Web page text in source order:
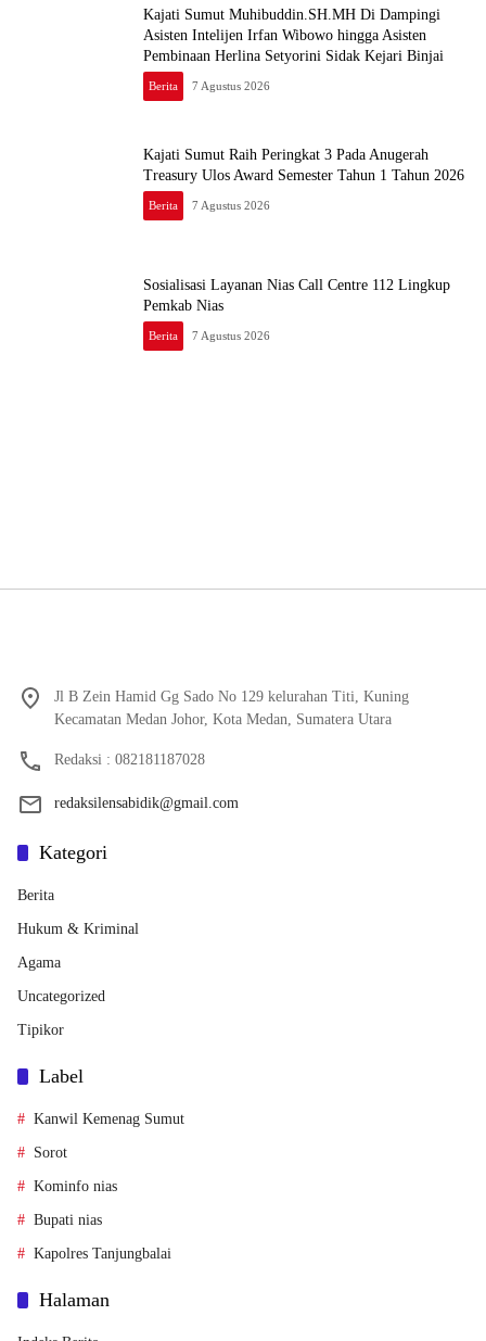
Kajati Sumut Muhibuddin.SH.MH Di Dampingi
Asisten Intelijen Irfan Wibowo hingga Asisten
Pembinaan Herlina Setyorini Sidak Kejari Binjai
Berita 7 Agustus 2026
Kajati Sumut Raih Peringkat 3 Pada Anugerah
Treasury Ulos Award Semester Tahun 1 Tahun 2026
Berita 7 Agustus 2026
Sosialisasi Layanan Nias Call Centre 112 Lingkup
Pemkab Nias
Berita 7 Agustus 2026
Jl B Zein Hamid Gg Sado No 129 kelurahan Titi, Kuning
Kecamatan Medan Johor, Kota Medan, Sumatera Utara
Redaksi : 082181187028
redaksilensabidik@gmail.com
Kategori
Berita
Hukum & Kriminal
Agama
Uncategorized
Tipikor
Label
Kanwil Kemenag Sumut
Sorot
Kominfo nias
Bupati nias
Kapolres Tanjungbalai
Halaman